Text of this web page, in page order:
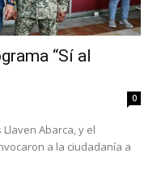
“Sí al
0
Abarca, y el
a la ciudadanía a